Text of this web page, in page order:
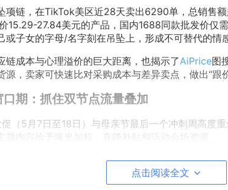
项链，在TikTok美区近28天卖出6290单，总销售
15.29-27.84美元的产品，国内1688同款批发价仅
子女的字母/名字刻在吊坠上，形成不可替代的情感
链成本与心理溢价的巨大距离，也揭示了AiPrice图
源，卖家可快速比对采购成本与差异卖点，做出“跟
期：抓住双节点流量叠加
（5月7日至18日）与母亲节最后一个冲刺周高度
题内容给予曝光加权、直降补贴和活动会场资源。
价格历史和预警功能的组合尤为关键。卖家
，设定目标价格区间；随后利用预警功能实时监控
环，是保障利润率和活动竞争力的关键。
点击阅读全文